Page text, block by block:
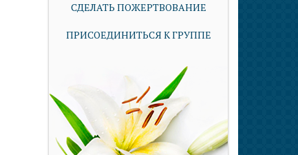
СДЕЛАТЬ ПОЖЕРТВОВАНИЕ
ПРИСОЕДИНИТЬСЯ К ГРУППЕ